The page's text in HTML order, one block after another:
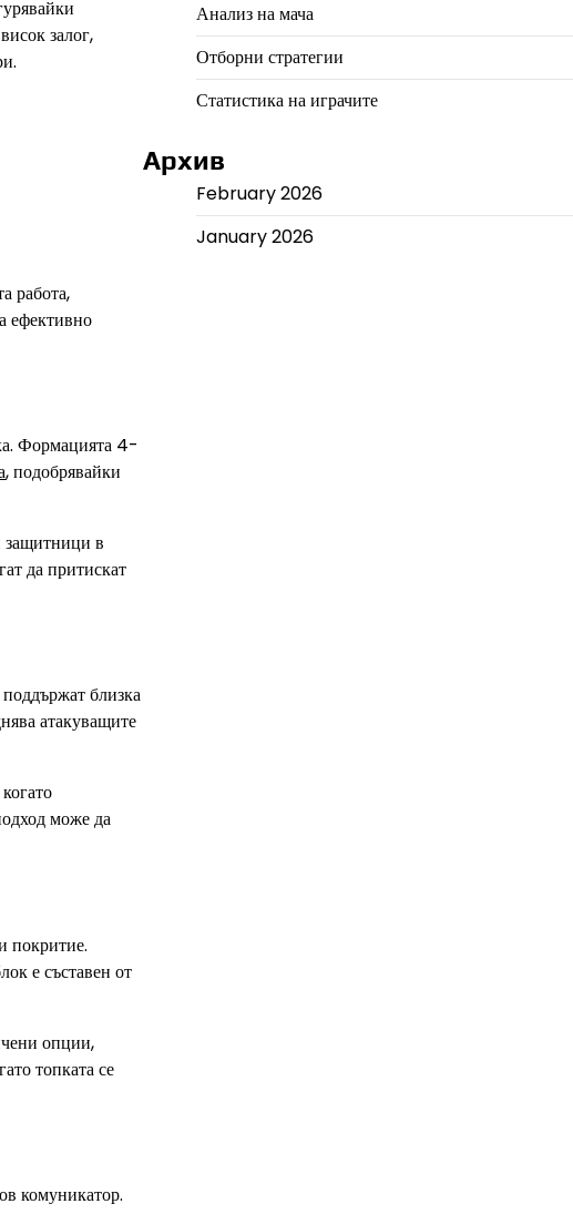
залог,
работа,
ефективно
Формацията 4-
, подобрявайки
защитници в
да притискат
близка
атакуващите
може да
покритие.
е съставен от
опции,
топката се
комуникатор.
Анализ на мача
Отборни стратегии
Статистика на играчите
Архив
February 2026
January 2026